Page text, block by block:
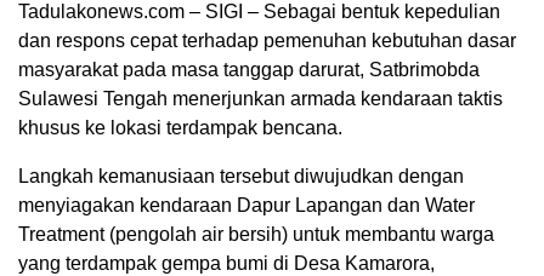
Tadulakonews.com – SIGI – Sebagai bentuk kepedulian
dan respons cepat terhadap pemenuhan kebutuhan dasar
masyarakat pada masa tanggap darurat, Satbrimobda
Sulawesi Tengah menerjunkan armada kendaraan taktis
khusus ke lokasi terdampak bencana.
Langkah kemanusiaan tersebut diwujudkan dengan
menyiagakan kendaraan Dapur Lapangan dan Water
Treatment (pengolah air bersih) untuk membantu warga
yang terdampak gempa bumi di Desa Kamarora,